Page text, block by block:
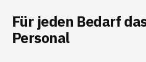
Für jeden Bedarf
Personal